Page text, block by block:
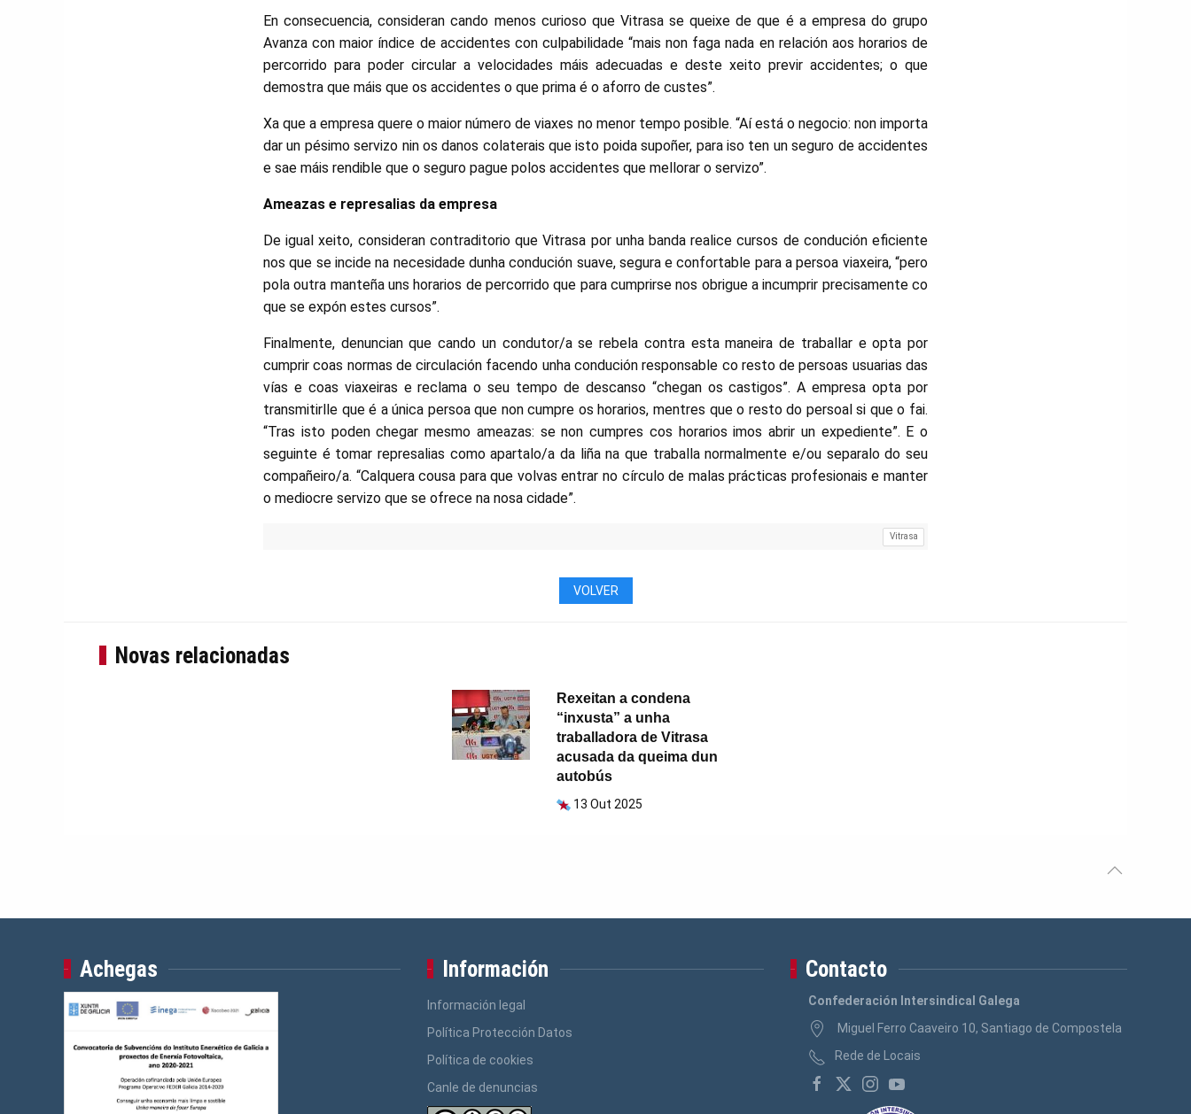
En consecuencia, consideran cando menos curioso que Vitrasa se queixe de que é a empresa do grupo
Avanza con maior índice de accidentes con culpabilidade “mais non faga nada en relación aos horarios de
percorrido para poder circular a velocidades máis adecuadas e deste xeito previr accidentes; o que
demostra que máis que os accidentes o que prima é o aforro de custes”.
Xa que a empresa quere o maior número de viaxes no menor tempo posible. “Aí está o negocio: non importa
dar un pésimo servizo nin os danos colaterais que isto poida supoñer, para iso ten un seguro de accidentes
e sae máis rendible que o seguro pague polos accidentes que mellorar o servizo”.
Ameazas e represalias da empresa
De igual xeito, consideran contraditorio que Vitrasa por unha banda realice cursos de condución eficiente
nos que se incide na necesidade dunha condución suave, segura e confortable para a persoa viaxeira, “pero
pola outra manteña uns horarios de percorrido que para cumprirse nos obrigue a incumprir precisamente co
que se expón estes cursos”.
Finalmente, denuncian que cando un condutor/a se rebela contra esta maneira de traballar e opta por
cumprir coas normas de circulación facendo unha condución responsable co resto de persoas usuarias das
vías e coas viaxeiras e reclama o seu tempo de descanso “chegan os castigos”. A empresa opta por
transmitirlle que é a única persoa que non cumpre os horarios, mentres que o resto do persoal si que o fai.
“Tras isto poden chegar mesmo ameazas: se non cumpres cos horarios imos abrir un expediente”. E o
seguinte é tomar represalias como apartalo/a da liña na que traballa normalmente e/ou separalo do seu
compañeiro/a. “Calquera cousa para que volvas entrar no círculo de malas prácticas profesionais e manter
o mediocre servizo que se ofrece na nosa cidade”.
Vitrasa
VOLVER
Novas relacionadas
Rexeitan a condena
“inxusta” a unha
traballadora de Vitrasa
acusada da queima dun
autobús
13 Out 2025
Achegas Información
Información legal
Política Protección Datos
Política de cookies
Canle de denuncias
Contacto
Confederación Intersindical Galega
Miguel Ferro Caaveiro 10, Santiago de Compostela
Rede de Locais